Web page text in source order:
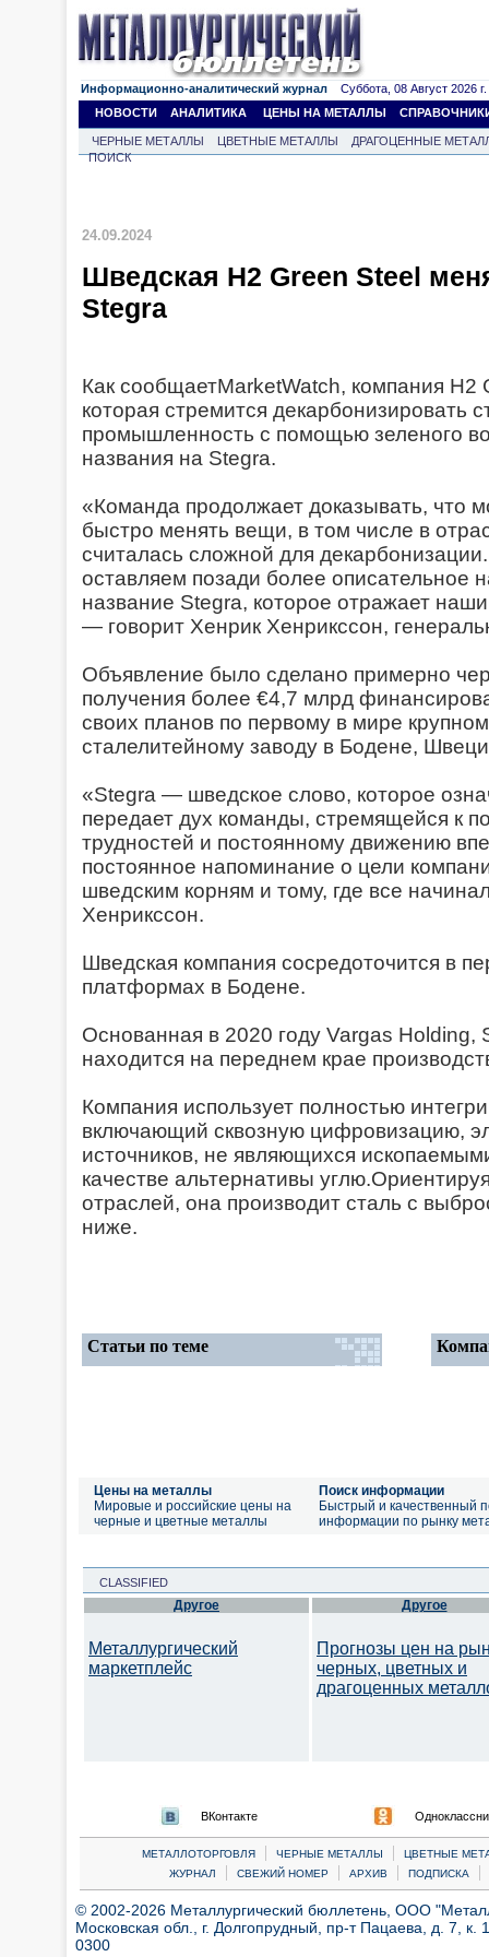
Информационно-аналитический журнал Суббота, 08 Август 2026 г.
НОВОСТИ
АНАЛИТИКА ЦЕНЫ НА МЕТАЛЛЫ
ЧЕРНЫЕ МЕТАЛЛЫ ЦВЕТНЫЕ МЕТАЛЛЫ
ДРАГОЦЕННЫЕ
ПОИСК
24.09.2024
Шведская H2 Green Steel
Stegra
Как сообщаетMarketWatch, компания H2
которая стремится декарбонизировать
промышленность с помощью зеленого
названия на Stegra.
«Команда продолжает доказывать, что
быстро менять вещи, в том числе в
считалась сложной для
оставляем позади более описательное
название Stegra, которое отражает
— говорит Хенрик Хенрикссон,
Объявление было сделано примерно
получения более €4,7 млрд
своих планов по первому в мире
сталелитейному заводу в Бодене,
«Stegra — шведское слово, которое
передает дух команды, стремящейся к
трудностей и постоянному движению
постоянное напоминание о цели
шведским корням и тому, где все
Хенрикссон.
Шведская компания сосредоточится в
платформах в Бодене.
Основанная в 2020 году Vargas Holding,
находится на переднем крае
Компания использует полностью
включающий сквозную цифровизацию,
источников, не являющихся
качестве альтернативы
отраслей, она производит сталь с
ниже.
Статьи по теме
Цены на металлы
Мировые и российские цены на
черные и цветные металлы
Поиск информации
Быстрый и качественный
информации по рынку
CLASSIFIED
Другое
Металлургический
маркетплейс
Другое
Прогнозы цен на
черных, цветных и
драгоценных
ВКонтакте
МЕТАЛЛОТОРГОВЛЯ | ЧЕРНЫЕ МЕТАЛЛЫ |
ЦВЕТНЫЕ
ЖУРНАЛ
| СВЕЖИЙ НОМЕР | АРХИВ | ПОДПИСКА |
© 2002-2026 Металлургический бюллетень, ООО
Московская обл., г. Долгопрудный, пр-т Пацаева, д. 7,
0300